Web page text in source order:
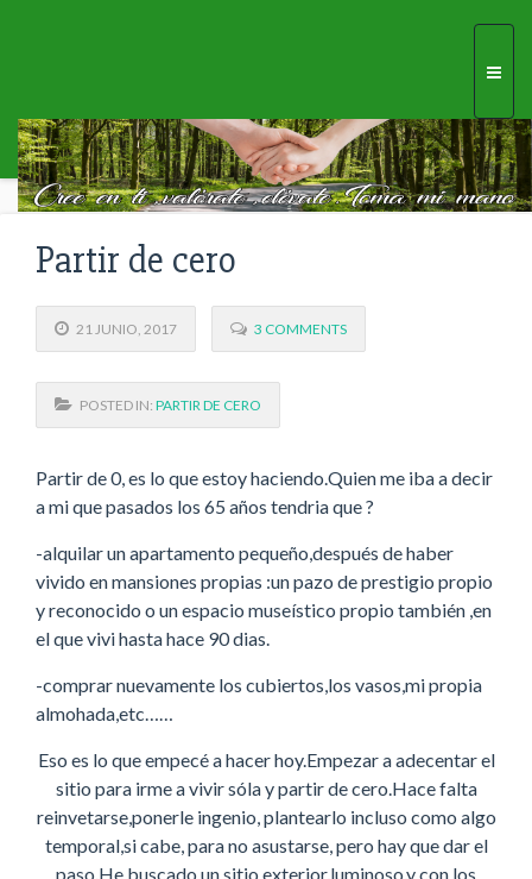
Partir de cero
21 JUNIO, 2017 3 COMMENTS
POSTED IN: PARTIR DE CERO
Partir de 0, es lo que estoy haciendo.Quien me iba a decir
a mi que pasados los 65 años tendria que ?
-alquilar un apartamento pequeño,después de haber
vivido en mansiones propias :un pazo de prestigio propio
y reconocido o un espacio museístico propio también ,en
el que vivi hasta hace 90 dias.
-comprar nuevamente los cubiertos,los vasos,mi propia
almohada,etc……
Eso es lo que empecé a hacer hoy.Empezar a adecentar el
sitio para irme a vivir sóla y partir de cero.Hace falta
reinvetarse,ponerle ingenio, plantearlo incluso como algo
temporal,si cabe, para no asustarse, pero hay que dar el
paso.He buscado un sitio exterior,luminoso,y con los